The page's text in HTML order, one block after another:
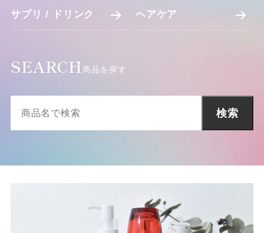
サプリ / ドリンク ヘアケア
SEARCH商品を探す
検索